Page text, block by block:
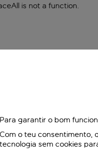
is not a function.
Para garantir o bom
Com o teu consentimento,
tecnologia sem cookies